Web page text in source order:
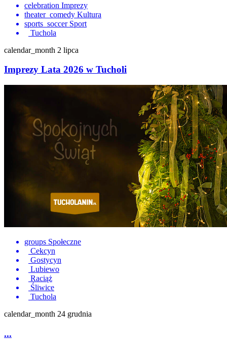
celebration Imprezy
theater_comedy Kultura
sports_soccerSport
Tuchola
calendar_month 2 lipca
Imprezy Lata 2026 w Tucholi
groups Społeczne
Cekcyn
Gostycyn
Lubiewo
Raciąż
Śliwice
Tuchola
calendar_month 24 grudnia
...